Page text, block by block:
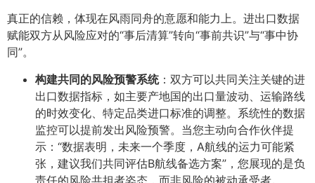
真正的信赖，体现在风雨同舟的意愿和能力上。进出口数据
赋能双方从风险应对的“事后清算”转向“事前共识”与“事中协
同”。
构建共同的风险预警系统​：双方可以共同关注关键的进
出口数据指标，如主要产地国的出口量波动、运输路线
的时效变化、特定品类进口标准的调整。系统性的数据
监控可以提前发出风险预警。当您主动向合作伙伴提
示：“数据表明，未来一个季度，A航线的运力可能紧
张，建议我们共同评估B航线备选方案”，您展现的是负
责任的风险共担者姿态，而非风险的被动承受者。